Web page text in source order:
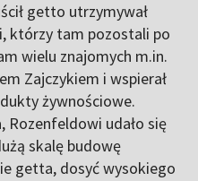
getto utrzymywał
którzy tam pozostali po
wielu znajomych m.in.
Zajczykiem i wspierał
żywnościowe.
Rozenfeldowi udało się
skalę budowę
getta, dosyć wysokiego